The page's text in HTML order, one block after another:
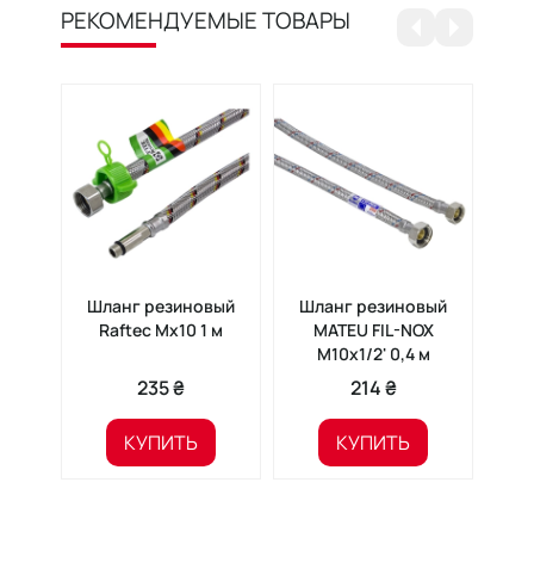
РЕКОМЕНДУЕМЫЕ ТОВАРЫ
Шланг резиновый
Raftec Мx10 1 м
235 ₴
КУПИТЬ
Шланг резиновый
MATEU FIL-NOX
М10x1/2' 0,4 м
214 ₴
КУПИТЬ